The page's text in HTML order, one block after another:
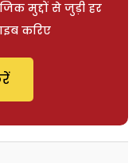
मुद्दों से जुड़ी हर
करिए